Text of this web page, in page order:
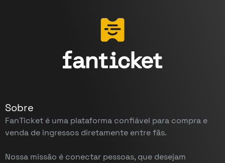
Sobre
FanTicket é uma plataforma confiável para compra e
venda de ingressos diretamente entre fãs.
Nossa missão é conectar pessoas, que desejam